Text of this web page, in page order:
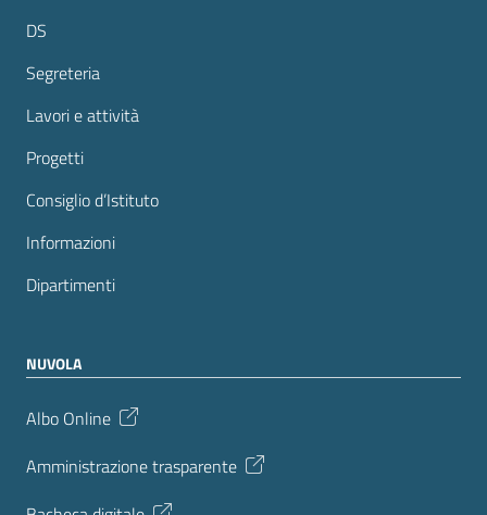
DS
Segreteria
Lavori e attività
Progetti
Consiglio d’Istituto
Informazioni
Dipartimenti
NUVOLA
Albo Online
Amministrazione trasparente